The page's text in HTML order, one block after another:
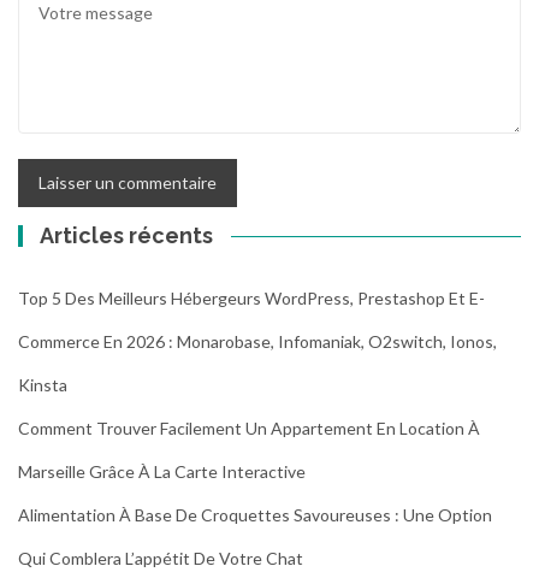
Articles récents
Top 5 Des Meilleurs Hébergeurs WordPress, Prestashop Et E-
Commerce En 2026 : Monarobase, Infomaniak, O2switch, Ionos,
Kinsta
Comment Trouver Facilement Un Appartement En Location À
Marseille Grâce À La Carte Interactive
Alimentation À Base De Croquettes Savoureuses : Une Option
Qui Comblera L’appétit De Votre Chat